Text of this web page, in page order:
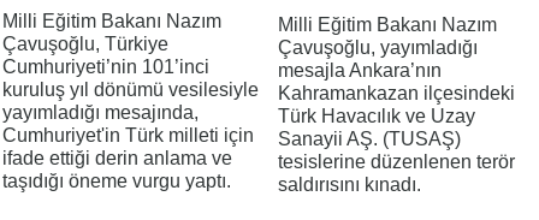
Milli Eğitim Bakanı Nazım
Çavuşoğlu, Türkiye
Cumhuriyeti’nin 101’inci
kuruluş yıl dönümü vesilesiyle
yayımladığı mesajında,
Cumhuriyet'in Türk milleti için
ifade ettiği derin anlama ve
taşıdığı öneme vurgu yaptı.
Milli Eğitim Bakanı Nazım
Çavuşoğlu, yayımladığı
mesajla Ankara’nın
Kahramankazan ilçesindeki
Türk Havacılık ve Uzay
Sanayii AŞ. (TUSAŞ)
tesislerine düzenlenen terör
saldırısını kınadı.